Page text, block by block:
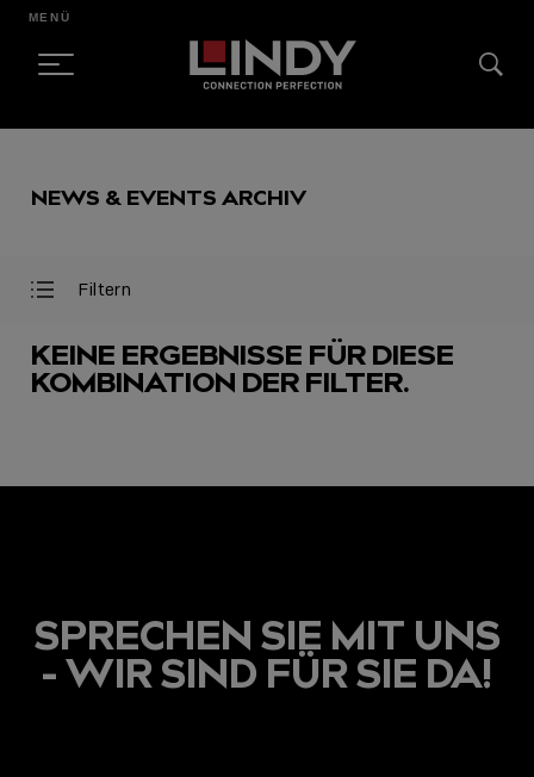
CONTENT
MENÜ
NEWS & EVENTS ARCHIV
Filter
Filter
Filtern
KEINE ERGEBNISSE FÜR DIESE
KOMBINATION DER FILTER.
SPRECHEN SIE MIT UNS
- WIR SIND FÜR SIE DA!